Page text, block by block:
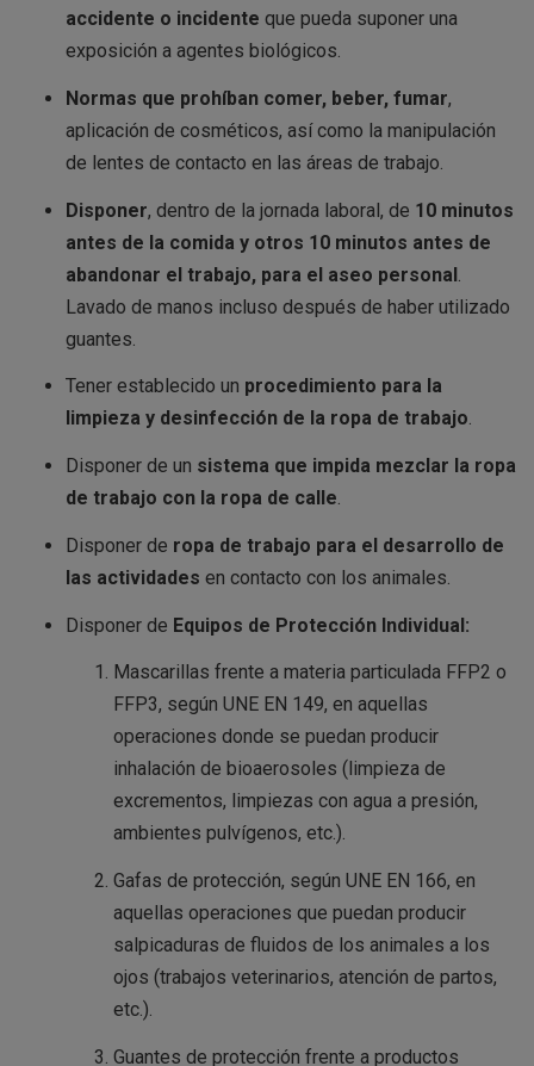
accidente o incidente que pueda suponer una
exposición a agentes biológicos.
Normas que prohíban comer, beber, fumar,
aplicación de cosméticos, así como la manipulación
de lentes de contacto en las áreas de trabajo.
Disponer, dentro de la jornada laboral, de 10 minutos
antes de la comida y otros 10 minutos antes de
abandonar el trabajo, para el aseo personal
Lavado de manos incluso después de haber utilizado
guantes.
Tener establecido un procedimiento para la
limpieza y desinfección de la ropa de trabajo.
Disponer de un sistema que impida mezclar la ropa
de trabajo con la ropa de calle.
Disponer de ropa de trabajo para el desarrollo de
las actividades en contacto con los animales.
Disponer de Equipos de Protección Individual:
Mascarillas frente a materia particulada FFP2 o
FFP3, según UNE EN 149, en aquellas
operaciones donde se puedan producir
inhalación de bioaerosoles (limpieza de
excrementos, limpiezas con agua a presión,
ambientes pulvígenos, etc.).
Gafas de protección, según UNE EN 166, en
aquellas operaciones que puedan producir
salpicaduras de fluidos de los animales a los
ojos (trabajos veterinarios, atención de partos,
etc.).
Guantes de protección frente a productos